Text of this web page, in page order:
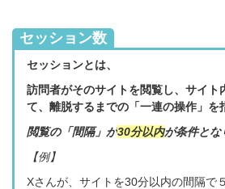
セッション数
セッションとは、
訪問者がそのサイトを閲覧し、サイト
て、離脱するまでの「一連の操作」を
閲覧の「間隔」が30分以内が条件とな
【例】
Xさんが、サイトを30分以内の間隔で